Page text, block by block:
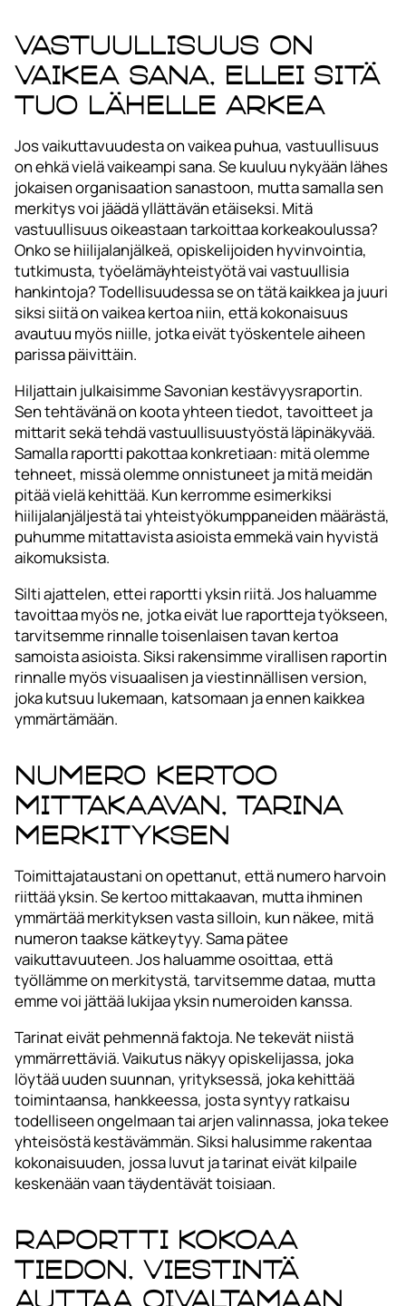
Vastuullisuus on
vaikea sana, ellei sitä
tuo lähelle arkea
Jos vaikuttavuudesta on vaikea puhua, vastuullisuus
on ehkä vielä vaikeampi sana. Se kuuluu nykyään lähes
jokaisen organisaation sanastoon, mutta samalla sen
merkitys voi jäädä yllättävän etäiseksi. Mitä
vastuullisuus oikeastaan tarkoittaa korkeakoulussa?
Onko se hiilijalanjälkeä, opiskelijoiden hyvinvointia,
tutkimusta, työelämäyhteistyötä vai vastuullisia
hankintoja? Todellisuudessa se on tätä kaikkea ja juuri
siksi siitä on vaikea kertoa niin, että kokonaisuus
avautuu myös niille, jotka eivät työskentele aiheen
parissa päivittäin.
Hiljattain julkaisimme Savonian kestävyysraportin.
Sen tehtävänä on koota yhteen tiedot, tavoitteet ja
mittarit sekä tehdä vastuullisuustyöstä läpinäkyvää.
Samalla raportti pakottaa konkretiaan: mitä olemme
tehneet, missä olemme onnistuneet ja mitä meidän
pitää vielä kehittää. Kun kerromme esimerkiksi
hiilijalanjäljestä tai yhteistyökumppaneiden määrästä,
puhumme mitattavista asioista emmekä vain hyvistä
aikomuksista.
Silti ajattelen, ettei raportti yksin riitä. Jos haluamme
tavoittaa myös ne, jotka eivät lue raportteja työkseen,
tarvitsemme rinnalle toisenlaisen tavan kertoa
samoista asioista. Siksi rakensimme virallisen raportin
rinnalle myös visuaalisen ja viestinnällisen version,
joka kutsuu lukemaan, katsomaan ja ennen kaikkea
ymmärtämään.
Numero kertoo
mittakaavan, tarina
merkityksen
Toimittajataustani on opettanut, että numero harvoin
riittää yksin. Se kertoo mittakaavan, mutta ihminen
ymmärtää merkityksen vasta silloin, kun näkee, mitä
numeron taakse kätkeytyy. Sama pätee
vaikuttavuuteen. Jos haluamme osoittaa, että
työllämme on merkitystä, tarvitsemme dataa, mutta
emme voi jättää lukijaa yksin numeroiden kanssa.
Tarinat eivät pehmennä faktoja. Ne tekevät niistä
ymmärrettäviä. Vaikutus näkyy opiskelijassa, joka
löytää uuden suunnan, yrityksessä, joka kehittää
toimintaansa, hankkeessa, josta syntyy ratkaisu
todelliseen ongelmaan tai arjen valinnassa, joka tekee
yhteisöstä kestävämmän. Siksi halusimme rakentaa
kokonaisuuden, jossa luvut ja tarinat eivät kilpaile
keskenään vaan täydentävät toisiaan.
Raportti kokoaa
tiedon, viestintä
auttaa oivaltamaan